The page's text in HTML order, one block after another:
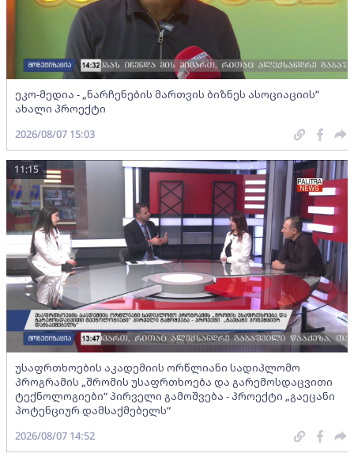
ეკო-მედია - „ნარჩენების მართვის ბიზნეს ასოციაციის”
ახალი პროექტი
2026/08/07 15:03
უსაფრთხოების აკადემიის ორწლიანი სადიპლომო
პროგრამის „შრომის უსაფრთხოება და გარემოსდაცვითი
ტექნოლოგიები“ პირველი გამოშვება - პროექტი „გაეცანი
პოტენციურ დამსაქმებელს“
11:15
2026/08/07 14:52